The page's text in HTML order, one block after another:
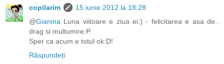
copilarim
15 iunie 2012 la 18:28
@Gianina Luna viitoare e ziua ei:) - felicitarea e asa de..
drag si multumire:P.
Sper ca acum e totul ok:D!
Răspundeți